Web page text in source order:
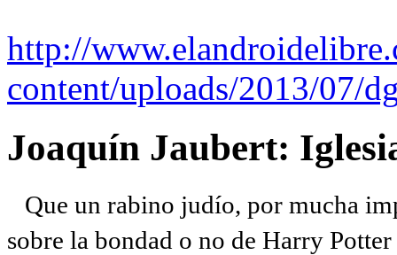
http://
content/uploads/2013/07/
Joaquín Jaubert:
Que un rabino judío, por mucha
sobre la bondad o no de Harry